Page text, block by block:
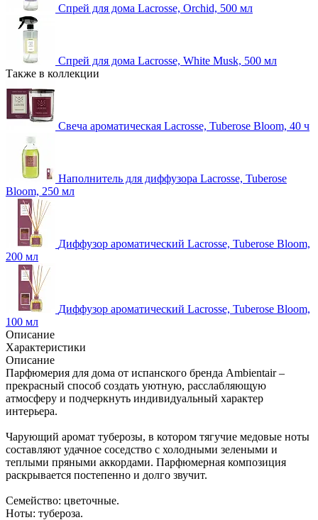
Спрей для дома Lacrosse, Orchid, 500 мл
Спрей для дома Lacrosse, White Musk, 500 мл
Также в коллекции
Свеча ароматическая Lacrosse, Tuberose Bloom, 40 ч
Наполнитель для диффузора Lacrosse, Tuberose
Bloom, 250 мл
Диффузор ароматический Lacrosse, Tuberose Bloom,
200 мл
Диффузор ароматический Lacrosse, Tuberose Bloom,
100 мл
Описание
Характеристики
Описание
Парфюмерия для дома от испанского бренда Ambientair –
прекрасный способ создать уютную, расслабляющую
атмосферу и подчеркнуть индивидуальный характер
интерьера.
Чарующий аромат туберозы, в котором тягучие медовые ноты
составляют удачное соседство с холодными зелеными и
теплыми пряными аккордами. Парфюмерная композиция
раскрывается постепенно и долго звучит.
Семейство: цветочные.
Ноты: тубероза.